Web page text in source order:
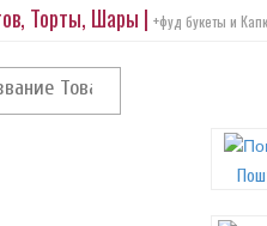
Торты, Шары | +фуд букеты и